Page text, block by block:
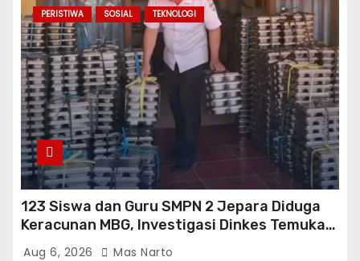
PERISTIWA
SOSIAL TEKNOLOGI
123 Siswa dan Guru SMPN 2 Jepara Diduga
Keracunan MBG, Investigasi Dinkes Temukan
Sejumlah Pelanggaran di Dapur SPPG
Aug 6, 2026 Mas Narto